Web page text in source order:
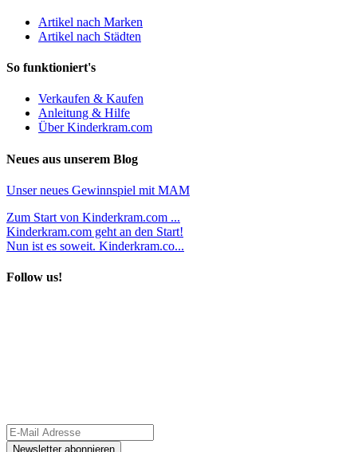
Artikel nach Marken
Artikel nach Städten
So funktioniert's
Verkaufen & Kaufen
Anleitung & Hilfe
Über Kinderkram.com
Neues aus unserem Blog
Unser neues Gewinnspiel mit MAM
Zum Start von Kinderkram.com ...
Kinderkram.com geht an den Start!
Nun ist es soweit. Kinderkram.co...
Follow us!